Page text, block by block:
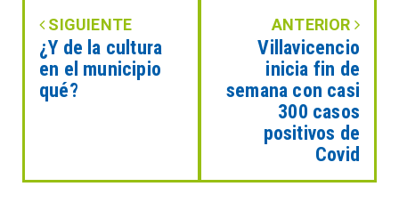
SIGUIENTE
¿Y de la cultura
en el municipio
qué?
ANTERIOR
Villavicencio
inicia fin de
semana con casi
300 casos
positivos de
Covid